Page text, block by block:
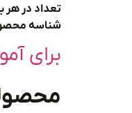
تعداد در هر
شناسه
برای